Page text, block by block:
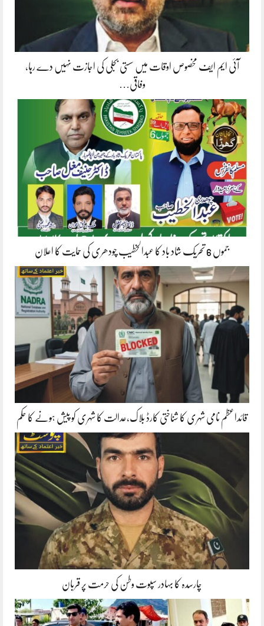
آئی ایم ایف مخصوص اوقات میں سستی بجلی کی اجازت نہیں دے رہا،
وفاقی…
جموں 6 تحریک شاد باد کا عبدالخطیب چودھری کی حمایت کا اعلان
قائداعظم نامی شہری کا شناختی کارڈ بلاک،عدالت کا شہری کو پیش ہونے کا حکم
چارسدہ کا بہادر سپوت وطن کی حرمت پر قربان